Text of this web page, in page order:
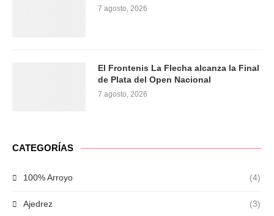
7 agosto, 2026
El Frontenis La Flecha alcanza la Final
de Plata del Open Nacional
7 agosto, 2026
CATEGORÍAS
100% Arroyo (4)
Ajedrez (3)